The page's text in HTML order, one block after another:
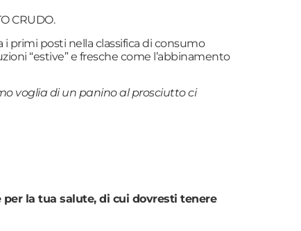
CRUDO.
primi posti nella classifica di consumo
“estive” e fresche come l’abbinamento
voglia di un panino al prosciutto ci
la tua salute, di cui dovresti tenere